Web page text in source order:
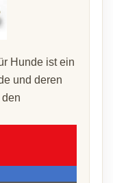
Hunde ist ein
und deren